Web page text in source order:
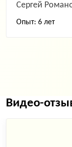
Сергей
Опыт: 6 лет
Видео-